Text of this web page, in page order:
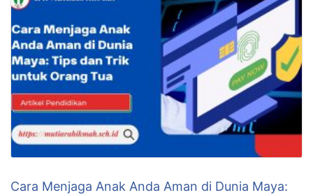
Cara Menjaga Anak Anda Aman di Dunia Maya: